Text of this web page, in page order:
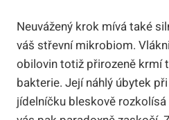
Neuvážený krok mívá také
váš střevní mikrobiom.
obilovin totiž přirozeně krmí
bakterie. Její náhlý úbytek
jídelníčku bleskově